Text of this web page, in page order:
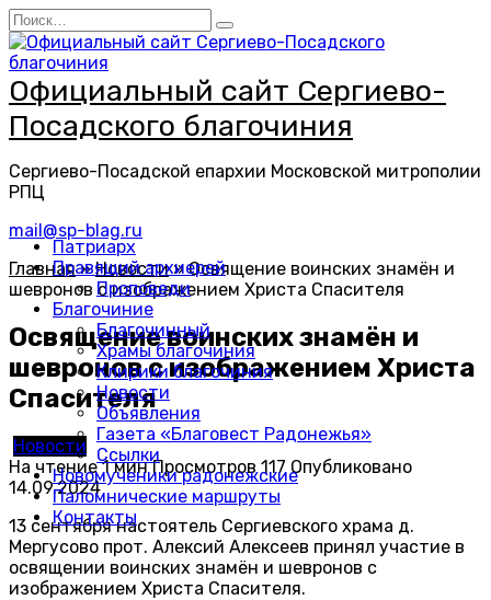
Перейти
к
содержанию
Search
for:
Официальный сайт Сергиево-
Посадского благочиния
Сергиево-Посадской епархии Московской митрополии
РПЦ
mail@sp-blag.ru
Патриарх
Правящий архиерей
Проповеди
Благочиние
Благочинный
Храмы благочиния
Клирики благочиния
Новости
Объявления
Газета «Благовест Радонежья»
Ссылки
Новомученики радонежские
Паломнические маршруты
Контакты
Главная » Новости » Освящение воинских знамён и
шевронов с изображением Христа Спасителя
Освящение воинских знамён и
шевронов с изображением Христа
Спасителя
Новости
На чтение1 мин Просмотров 117 Опубликовано
14.09.2024
13 сентября настоятель Сергиевского храма д.
Мергусово прот. Алексий Алексеев принял участие в
освящении воинских знамён и шевронов с
изображением Христа Спасителя.